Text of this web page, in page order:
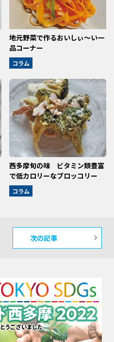
地元野菜で作るおいしぃ～い一
品コーナー
コラム
西多摩旬の味 ビタミン類豊富
で低カロリーなブロッコリー
コラム
次の記事